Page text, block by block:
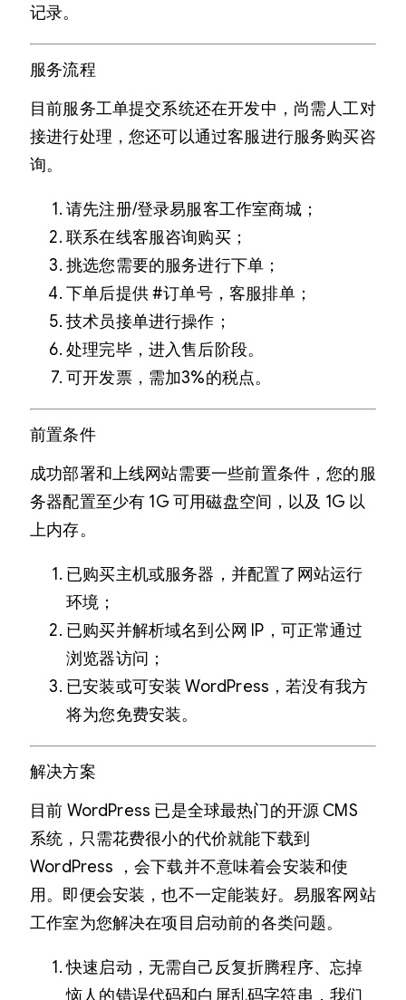
记录。
服务流程
目前服务工单提交系统还在开发中，尚需人工对
接进行处理，您还可以通过客服进行服务购买咨
询。
请先注册/登录易服客工作室商城；
联系在线客服咨询购买；
挑选您需要的服务进行下单；
下单后提供 #订单号，客服排单；
技术员接单进行操作；
处理完毕，进入售后阶段。
可开发票，需加3%的税点。
前置条件
成功部署和上线网站需要一些前置条件，您的服
务器配置至少有 1G 可用磁盘空间，以及 1G 以
上内存。
已购买主机或服务器，并配置了网站运行
环境；
已购买并解析域名到公网 IP，可正常通过
浏览器访问；
已安装或可安装 WordPress，若没有我方
将为您免费安装。
解决方案
目前 WordPress 已是全球最热门的开源 CMS
系统，只需花费很小的代价就能下载到
WordPress ，会下载并不意味着会安装和使
用。即便会安装，也不一定能装好。易服客网站
工作室为您解决在项目启动前的各类问题。
快速启动，无需自己反复折腾程序、忘掉
恼人的错误代码和白屏乱码字符串，我们